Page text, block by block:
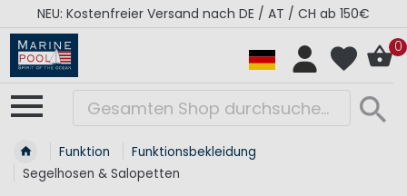
NEU: Kostenfreier Versand nach DE / AT / CH ab 150€
0
Funktion
Funktionsbekleidung
Segelhosen & Salopetten